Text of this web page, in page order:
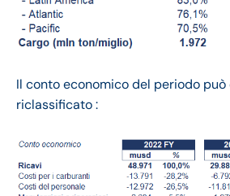
Il conto economico del periodo può
riclassificato :